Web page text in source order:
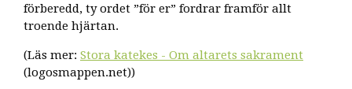
förberedd, ty ordet ”för er” fordrar framför allt
troende hjärtan.
(Läs mer: Stora katekes - Om altarets sakrament
(logosmappen.net))